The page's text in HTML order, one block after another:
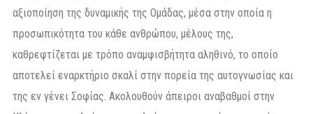
αξιοποίηση της δυναμικής της Ομάδας, μέσα στην οποία η
προσωπικότητα του κάθε ανθρώπου, μέλους της,
καθρεφτίζεται με τρόπο αναμφισβήτητα αληθινό, το οποίο
αποτελεί εναρκτήριο σκαλί στην πορεία της αυτογνωσίας και
της εν γένει Σοφίας. Aκολουθούν άπειροι αναβαθμοί στην